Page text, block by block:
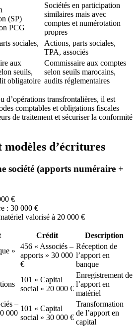
(SP)
PCG
Sociétés en participation
similaires mais avec
comptes et numérotation
propres
sociales,
Actions, parts sociales,
TPA, associés
aux
seuils,
obligatoire
Commissaire aux comptes
selon seuils marocains,
audits réglementaires
d’opérations transfrontalières, il est
comptables et obligations fiscales
de traitement et sécuriser la conformité
modèles d’écritures
société (apports numéraire +
€
: 30 000 €
valorisé à 20 000 €
Crédit
Description
»
456 « Associés –
apports » 30 000
€
Réception de
l’apport en
banque
101 « Capital
social » 20 000 €
Enregistrement de
l’apport en
matériel
–
000
101 « Capital
social » 30 000 €
Transformation
de l’apport en
capital